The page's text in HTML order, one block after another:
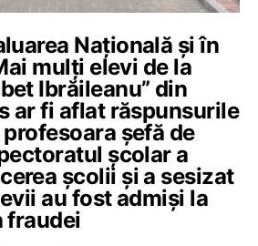
Națională și în
mulți elevi de la
Ibrăileanu” din
ar fi aflat răspunsurile
șefă de
școlar a
școlii și a sesizat
au fost admiși la
fraudei